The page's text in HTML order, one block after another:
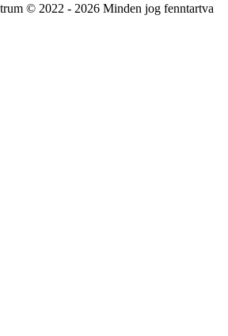
© 2022 - 2026 Minden jog fenntartva